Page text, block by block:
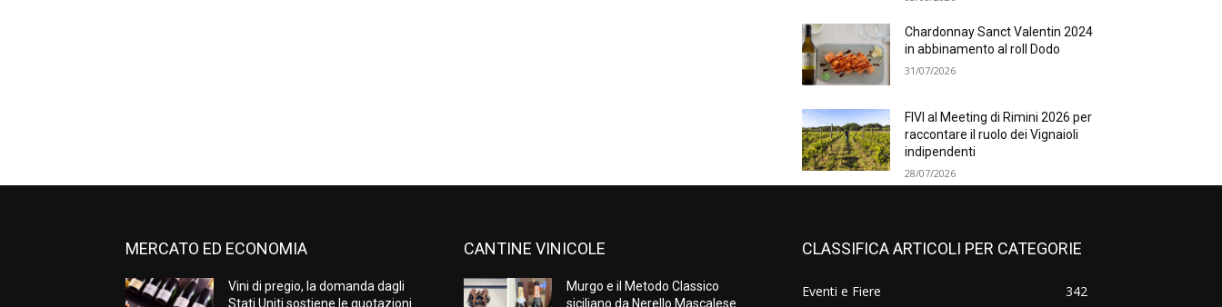
Chardonnay Sanct Valentin 2024
in abbinamento al roll Dodo
31/07/2026
FIVI al Meeting di Rimini 2026 per
raccontare il ruolo dei Vignaioli
indipendenti
28/07/2026
MERCATO ED ECONOMIA
Vini di pregio, la domanda dagli
Stati Uniti sostiene le quotazioni
CANTINE VINICOLE
Murgo e il Metodo Classico
siciliano da Nerello Mascalese
CLASSIFICA ARTICOLI PER CATEGORIE
Eventi e Fiere
342